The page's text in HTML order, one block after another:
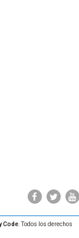
Code. Todos los derechos